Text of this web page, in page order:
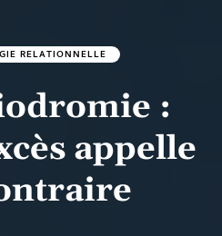
RELATIONNELLE
:
appelle